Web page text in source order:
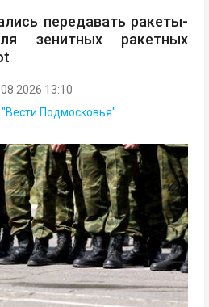
передавать ракеты-
зенитных ракетных
13:10
Подмосковья"